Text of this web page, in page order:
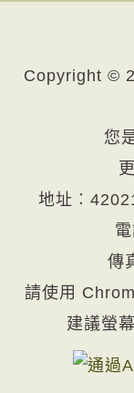
Copyright ©
您
地址
電
傳
請使用
建議螢